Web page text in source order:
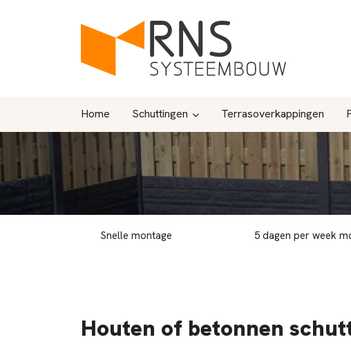
Home Schuttingen Terrasoverkappingen
Snelle montage 5 dagen per week
Houten of betonnen